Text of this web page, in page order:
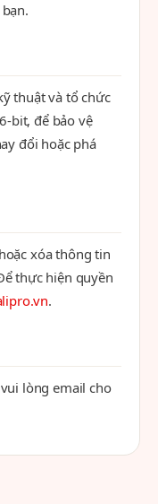
thuật và tổ chức
bit, để bảo vệ
đổi hoặc phá
xóa thông tin
thực hiện quyền
.
lòng email cho